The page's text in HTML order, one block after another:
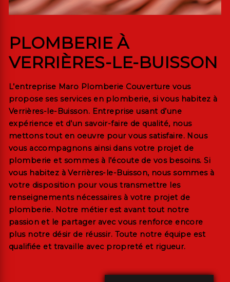
PLOMBERIE À
VERRIÈRES-LE-BUISSON
L’entreprise Maro Plomberie Couverture vous
propose ses services en plomberie, si vous habitez à
Verrières-le-Buisson. Entreprise usant d’une
expérience et d’un savoir-faire de qualité, nous
mettons tout en oeuvre pour vous satisfaire. Nous
vous accompagnons ainsi dans votre projet de
plomberie et sommes à l’écoute de vos besoins. Si
vous habitez àVerrières-le-Buisson, nous sommes à
votre disposition pour vous transmettre les
renseignements nécessaires à votre projet de
plomberie. Notre métier est avant tout notre
passion et le partager avec vous renforce encore
plus notre désir de réussir. Toute notre équipe est
qualifiée et travaille avec propreté et rigueur.